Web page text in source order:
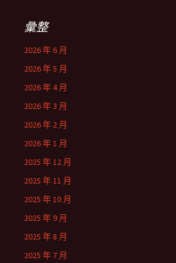
彙整
2026 年 6 月
2026 年 5 月
2026 年 4 月
2026 年 3 月
2026 年 2 月
2026 年 1 月
2025 年 12 月
2025 年 11 月
2025 年 10 月
2025 年 9 月
2025 年 8 月
2025 年 7 月